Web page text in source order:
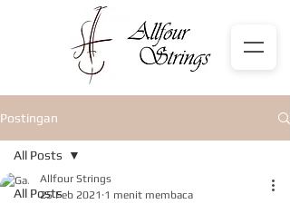
Postingan
All Posts
All Posts
Allfour Strings
25 Feb 2021 1 menit membaca